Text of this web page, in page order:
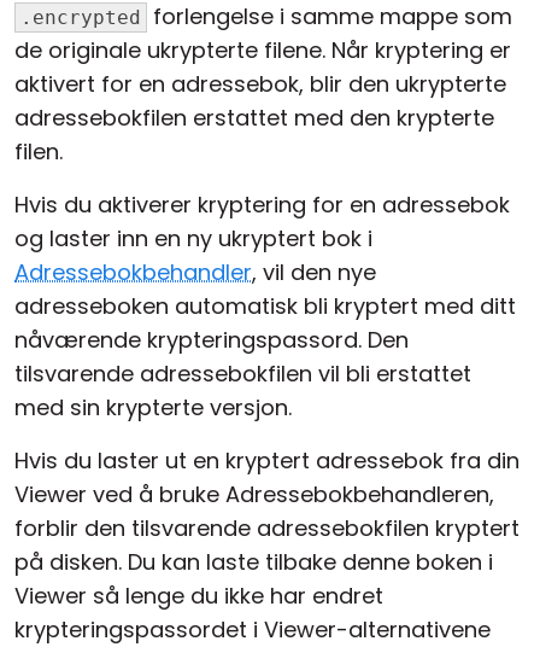
.encrypted
forlengelse i samme mappe som
de originale ukrypterte filene. Når kryptering er
aktivert for en adressebok, blir den ukrypterte
adressebokfilen erstattet med den krypterte
filen.
Hvis du aktiverer kryptering for en adressebok
og laster inn en ny ukryptert bok i
Adressebokbehandler, vil den nye
adresseboken automatisk bli kryptert med ditt
nåværende krypteringspassord. Den
tilsvarende adressebokfilen vil bli erstattet
med sin krypterte versjon.
Hvis du laster ut en kryptert adressebok fra din
Viewer ved å bruke Adressebokbehandleren,
forblir den tilsvarende adressebokfilen kryptert
på disken. Du kan laste tilbake denne boken i
Viewer så lenge du ikke har endret
krypteringspassordet i Viewer-alternativene